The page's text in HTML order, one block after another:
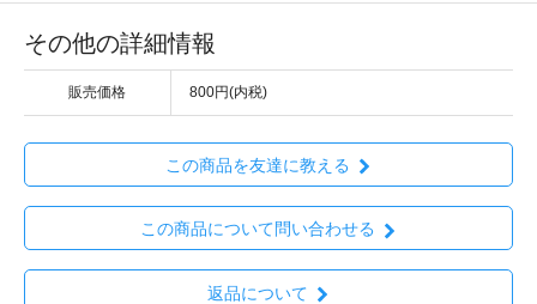
その他の詳細情報
販売価格 800円(内税)
この商品を友達に教える
この商品について問い合わせる
返品について